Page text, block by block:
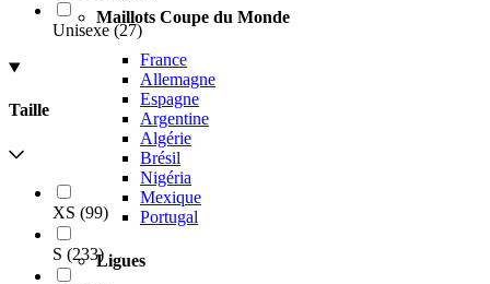
Maillots Coupe du Monde
France
Allemagne
Espagne
Argentine
Algérie
Brésil
Nigéria
Mexique
Portugal
Ligues
Unisexe (27)
Taille
XS (99)
S (233)